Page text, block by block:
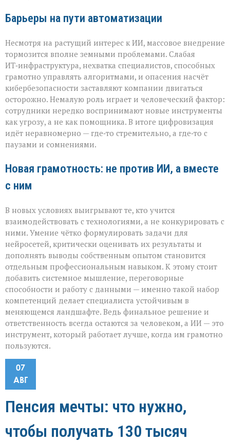
Барьеры на пути автоматизации
Несмотря на растущий интерес к ИИ, массовое внедрение
тормозится вполне земными проблемами. Слабая
ИТ‑инфраструктура, нехватка специалистов, способных
грамотно управлять алгоритмами, и опасения насчёт
кибербезопасности заставляют компании двигаться
осторожно. Немалую роль играет и человеческий фактор:
сотрудники нередко воспринимают новые инструменты
как угрозу, а не как помощника. В итоге цифровизация
идёт неравномерно — где‑то стремительно, а где‑то с
паузами и сомнениями.
Новая грамотность: не против ИИ, а вместе
с ним
В новых условиях выигрывают те, кто учится
взаимодействовать с технологиями, а не конкурировать с
ними. Умение чётко формулировать задачи для
нейросетей, критически оценивать их результаты и
дополнять выводы собственным опытом становится
отдельным профессиональным навыком. К этому стоит
добавить системное мышление, переговорные
способности и работу с данными — именно такой набор
компетенций делает специалиста устойчивым в
меняющемся ландшафте. Ведь финальное решение и
ответственность всегда остаются за человеком, а ИИ — это
инструмент, который работает лучше, когда им грамотно
пользуются.
07
АВГ
Пенсия мечты: что нужно,
чтобы получать 130 тысяч